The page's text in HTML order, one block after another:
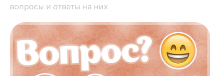
вопросы и ответы на них